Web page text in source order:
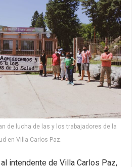
de lucha de las y los trabajadores de la
en Villa Carlos Paz.
al intendente de Villa Carlos Paz,